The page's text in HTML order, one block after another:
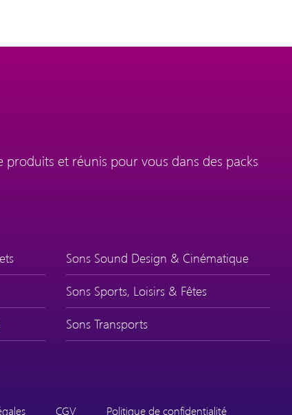
et réunis pour vous dans des packs
Sons Sound Design & Cinématique
Sons Sports, Loisirs & Fêtes
Sons Transports
CGV Politique de confidentialité